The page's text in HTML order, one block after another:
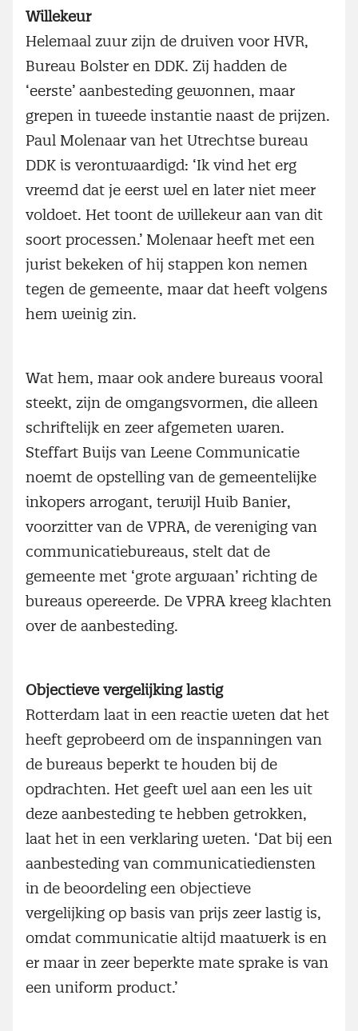
Willekeur
Helemaal zuur zijn de druiven voor HVR,
Bureau Bolster en DDK. Zij hadden de
‘eerste’ aanbesteding gewonnen, maar
grepen in tweede instantie naast de prijzen.
Paul Molenaar van het Utrechtse bureau
DDK is verontwaardigd: ‘Ik vind het erg
vreemd dat je eerst wel en later niet meer
voldoet. Het toont de willekeur aan van dit
soort processen.’ Molenaar heeft met een
jurist bekeken of hij stappen kon nemen
tegen de gemeente, maar dat heeft volgens
hem weinig zin.
Wat hem, maar ook andere bureaus vooral
steekt, zijn de omgangsvormen, die alleen
schriftelijk en zeer afgemeten waren.
Steffart Buijs van Leene Communicatie
noemt de opstelling van de gemeentelijke
inkopers arrogant, terwijl Huib Banier,
voorzitter van de VPRA, de vereniging van
communicatiebureaus, stelt dat de
gemeente met ‘grote argwaan’ richting de
bureaus opereerde. De VPRA kreeg klachten
over de aanbesteding.
Objectieve vergelijking lastig
Rotterdam laat in een reactie weten dat het
heeft geprobeerd om de inspanningen van
de bureaus beperkt te houden bij de
opdrachten. Het geeft wel aan een les uit
deze aanbesteding te hebben getrokken,
laat het in een verklaring weten. ‘Dat bij een
aan­besteding van communicatiediensten
in de beoordeling een objectieve
vergelijking op ­basis van prijs zeer lastig is,
omdat communicatie altijd maatwerk is en
er maar in zeer beperkte mate sprake is van
een ­uniform product.’